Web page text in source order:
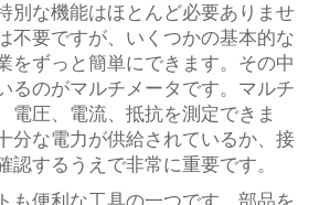
別な機能はほとんど必要ありませ
不要ですが、いくつかの基本的な
をずっと簡単にできます。その中
るのがマルチメータです。マルチ
電圧、電流、抵抗を測定できま
分な電力が供給されているか、接
認するうえで非常に重要です。